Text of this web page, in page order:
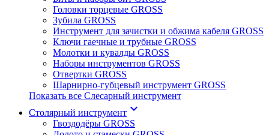
Головки торцевые GROSS
Зубила GROSS
Инструмент для зачистки и обжима кабеля GROSS
Ключи гаечные и трубные GROSS
Молотки и кувалды GROSS
Наборы инcтрументов GROSS
Отвертки GROSS
Шарнирно-губцевый инструмент GROSS
Показать все Слесарный инструмент
Столярный инструмент keyboard_arrow_down
Гвоздодёры GROSS